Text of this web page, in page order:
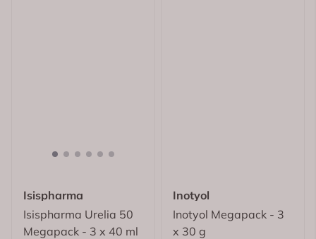
Isispharma
Isispharma Urelia 50
Megapack - 3 x 40 ml
Inotyol
Inotyol Megapack - 3
x 30 g